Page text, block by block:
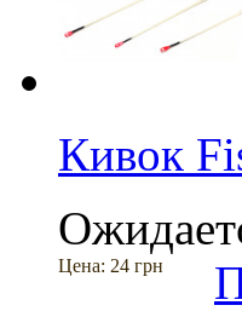
Кивок
Цена: 24 грн